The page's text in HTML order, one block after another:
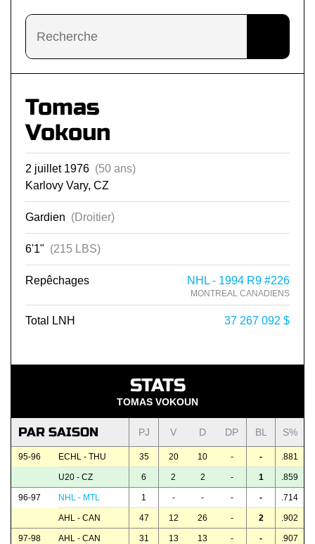
Tomas
Vokoun
2 juillet 1976 (50 ans)
Karlovy Vary, CZ
Gardien (Droitier)
6'1" (215 LBS)
Repêchages NHL - 1994 R9 #226
MONTREAL CANADIENS
Total LNH 37 267 092 $
STATS
TOMAS VOKOUN
PAR SAISON PJ V D DP BL S%
95-96 ECHL - THU 35 20 10 - - .881
U20 - CZ 6 2 2 - 1 .859
96-97 NHL - MTL 1 - - - - .714
AHL - CAN 47 12 26 - 2 .902
97-98 AHL - CAN 31 13 13 - - .907